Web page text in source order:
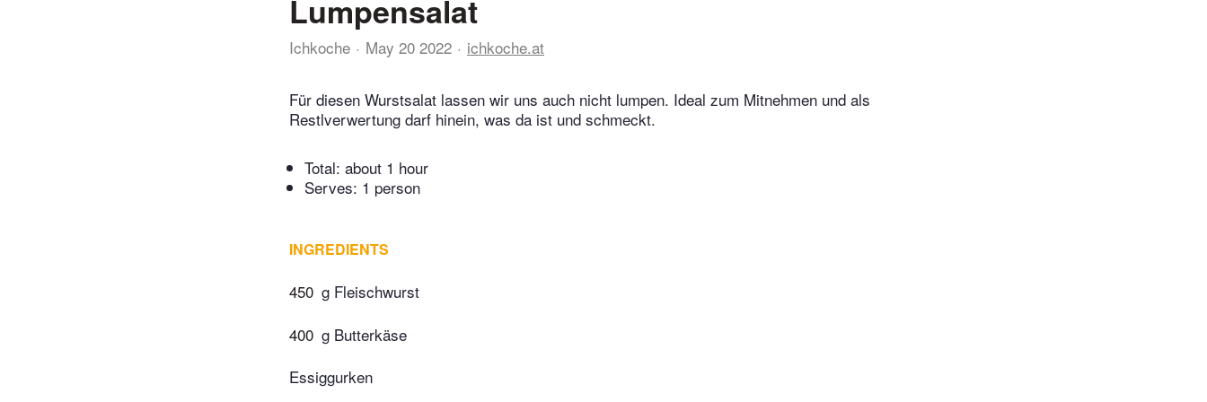
Lumpensalat
Ichkoche May 20 2022 ichkoche.at
Für diesen Wurstsalat lassen wir uns auch nicht lumpen. Ideal zum Mitnehmen und als
Restlverwertung darf hinein, was da ist und schmeckt.
Total: about 1 hour
Serves: 1 person
INGREDIENTS
450 g Fleischwurst
400 g Butterkäse
Essiggurken